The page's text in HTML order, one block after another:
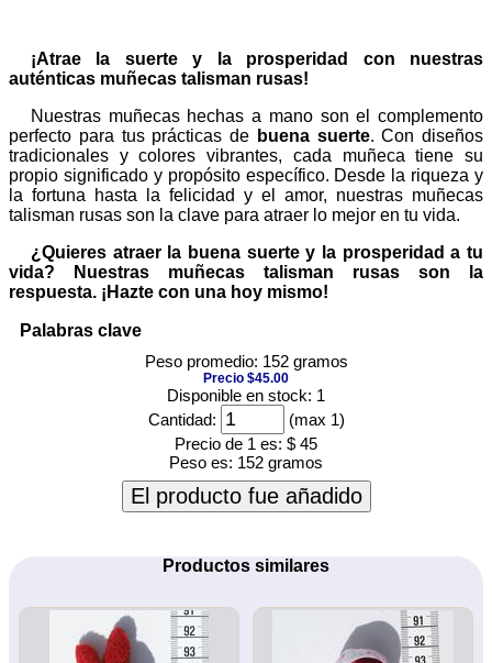
¡Atrae la suerte y la prosperidad con nuestras
auténticas muñecas talisman rusas!
Nuestras muñecas hechas a mano son el complemento
perfecto para tus prácticas de buena suerte. Con diseños
tradicionales y colores vibrantes, cada muñeca tiene su
propio significado y propósito específico. Desde la riqueza y
la fortuna hasta la felicidad y el amor, nuestras muñecas
talisman rusas son la clave para atraer lo mejor en tu vida.
¿Quieres atraer la buena suerte y la prosperidad a tu
vida? Nuestras muñecas talisman rusas son la
respuesta. ¡Hazte con una hoy mismo!
Palabras clave
Peso promedio: 152 gramos
Precio $45.00
Disponible en stock: 1
Cantidad:
(max 1)
Precio de 1 es: $ 45
Peso es: 152 gramos
El producto fue añadido
Productos similares